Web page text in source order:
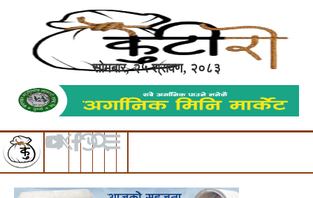
सोमबार, २५ श्रावण, २०८३